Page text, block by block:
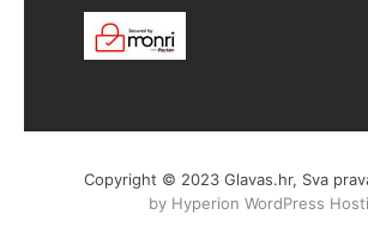
Copyright © 2023 Glavas.hr, Sva
by Hyperion WordPress